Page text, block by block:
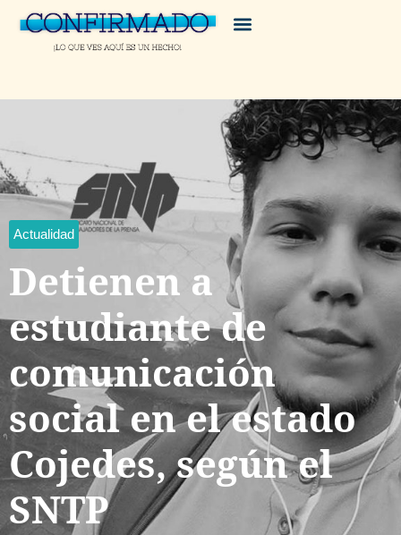
Actualidad
Detienen a
estudiante de
comunicación
social en el estado
Cojedes, según el
SNTP